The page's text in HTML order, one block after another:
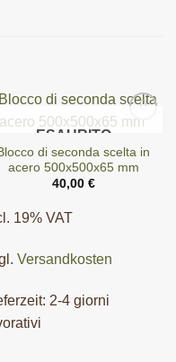
ESAURITO
di seconda scelta in
acero 500x500x65 mm
40,00 €
19% VAT
Versandkosten
2-4 giorni